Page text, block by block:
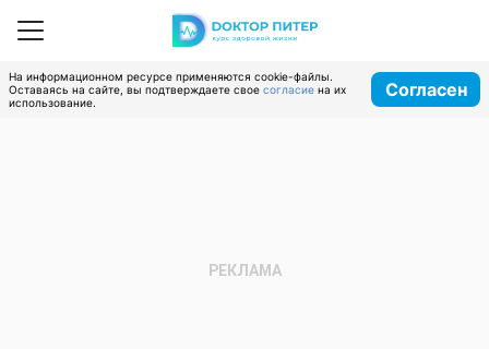
На информационном ресурсе применяются cookie-файлы.
Оставаясь на сайте, вы подтверждаете свое согласие на их
использование.
Согласен